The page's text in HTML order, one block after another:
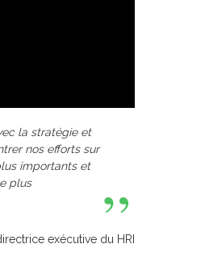
la stratégie et
nos efforts sur
importants et
plus
exécutive du HRI